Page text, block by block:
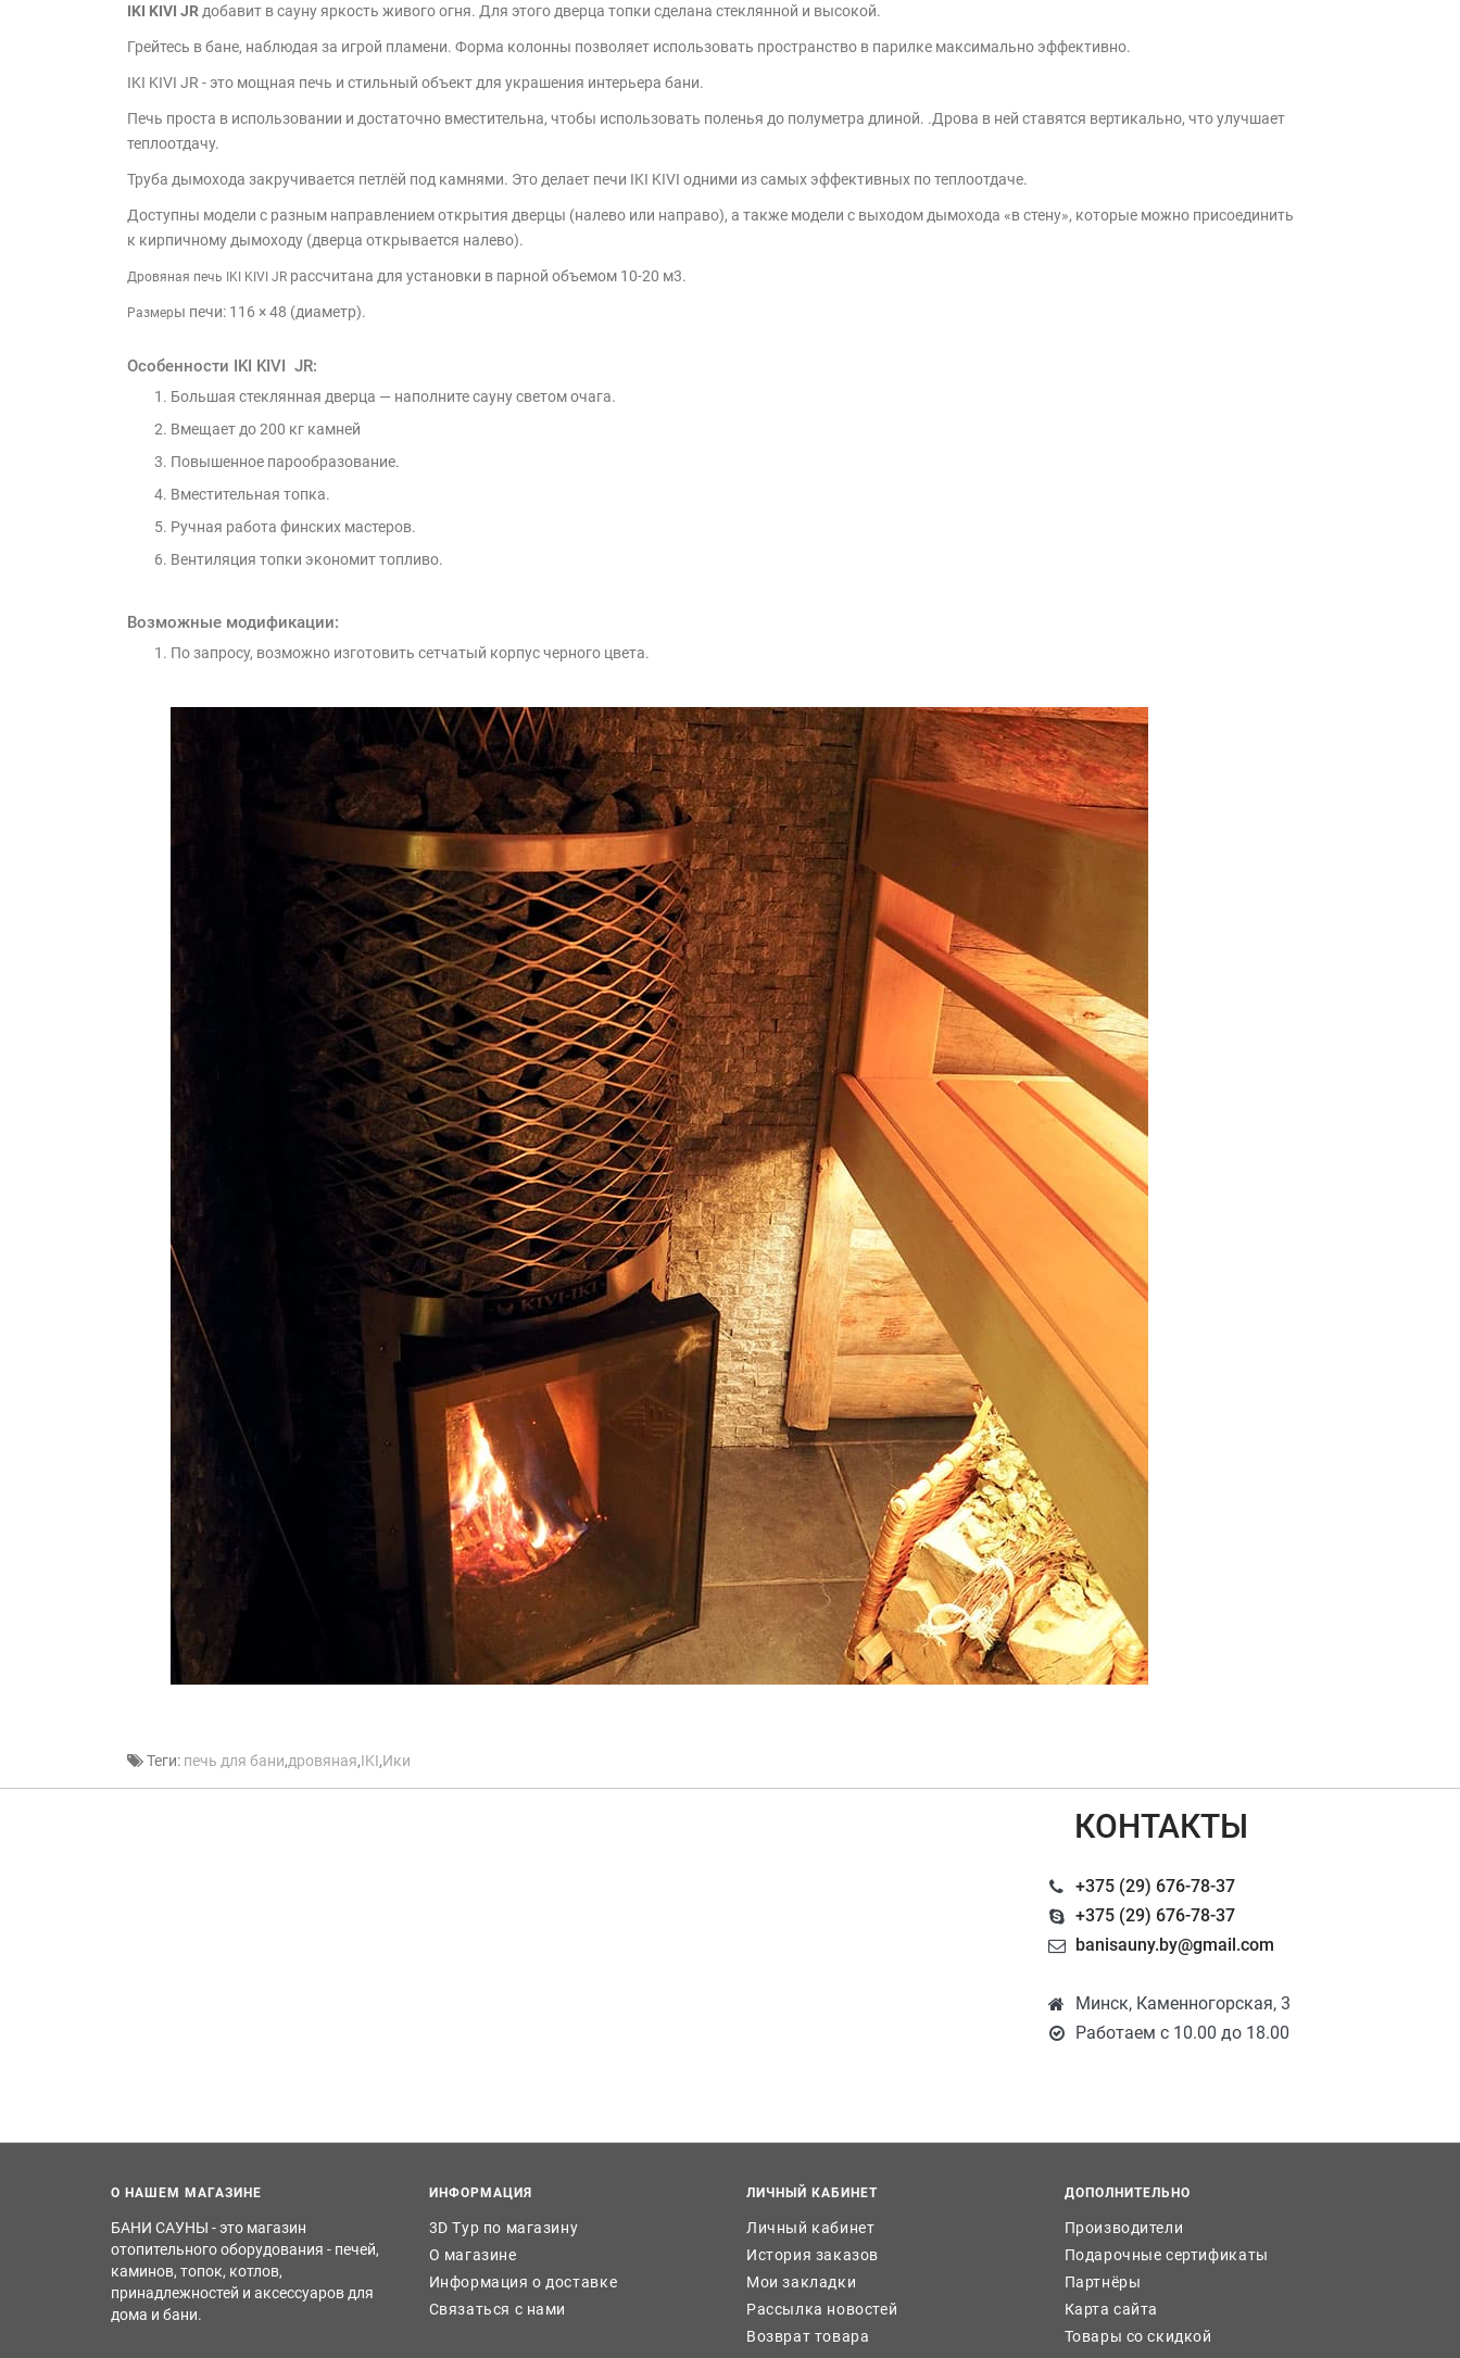
IKI KIVI JR добавит в сауну яркость живого огня. Для этого дверца топки сделана стеклянной и высокой.
Грейтесь в бане, наблюдая за игрой пламени. Форма колонны позволяет использовать пространство в парилке максимально эффективно.
IKI KIVI JR - это мощная печь и стильный объект для украшения интерьера бани.
Печь проста в использовании и достаточно вместительна, чтобы использовать поленья до полуметра длиной. .Дрова в ней ставятся вертикально, что улучшает
теплоотдачу.
Труба дымохода закручивается петлёй под камнями. Это делает печи IKI KIVI одними из самых эффективных по теплоотдаче.
Доступны модели с разным направлением открытия дверцы (налево или направо), а также модели с выходом дымохода «в стену», которые можно присоединить
к кирпичному дымоходу (дверца открывается налево).
Дровяная печь IKI KIVI JR рассчитана для установки в парной объемом 10-20 м3.
Размеры печи: 116 × 48 (диаметр).
Особенности IKI KIVI JR:
Большая стеклянная дверца — наполните сауну светом очага.
Вмещает до 200 кг камней
Повышенное парообразование.
Вместительная топка.
Ручная работа финских мастеров.
Вентиляция топки экономит топливо.
Возможные модификации:
По запросу, возможно изготовить сетчатый корпус черного цвета.
Теги: печь для бани,дровяная,IKI,Ики
КОНТАКТЫ
+375 (29) 676-78-37
+375 (29) 676-78-37
banisauny.by@gmail.com
Минск, Каменногорская, 3
Работаем с 10.00 до 18.00
О НАШЕМ МАГАЗИНЕ
БАНИ САУНЫ - это магазин
отопительного оборудования - печей,
каминов, топок, котлов,
принадлежностей и аксессуаров для
дома и бани.
ИНФОРМАЦИЯ
3D Тур по магазину
О магазине
Информация о доставке
Связаться с нами
ЛИЧНЫЙ КАБИНЕТ
Личный кабинет
История заказов
Мои закладки
Рассылка новостей
Возврат товара
ДОПОЛНИТЕЛЬНО
Производители
Подарочные сертификаты
Партнёры
Карта сайта
Товары со скидкой